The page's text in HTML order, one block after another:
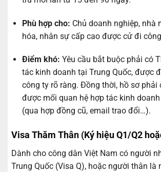
Phù hợp cho: Chủ doanh nghiệp, nhà
hóa, nhân sự cấp cao được cử đi
Điểm khó: Yêu cầu bắt buộc phải có
tác kinh doanh tại Trung Quốc, được
công ty rõ ràng. Đồng thời, hồ sơ phải
được mối quan hệ hợp tác kinh
(qua hợp đồng cũ, email trao đổi…).
Visa Thăm Thân (Ký hiệu Q1/Q2
Dành cho công dân Việt Nam có người
Trung Quốc (Visa Q), hoặc người thân là